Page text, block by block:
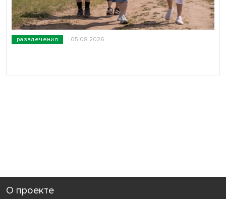
развлечения 05.08.2026
О проекте